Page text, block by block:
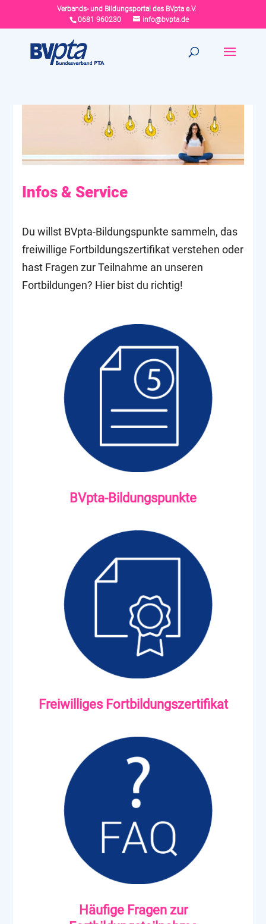
Verbands- und Bildungsportal des BVpta e.V.
0681 960230
info@bvpta.de
Infos & Service
Du willst BVpta-Bildungspunkte sammeln, das
freiwillige Fortbildungszertifikat verstehen oder
hast Fragen zur Teilnahme an unseren
Fortbildungen? Hier bist du richtig!
BVpta-Bildungspunkte
Freiwilliges Fortbildungszertifikat
Häufige Fragen zur